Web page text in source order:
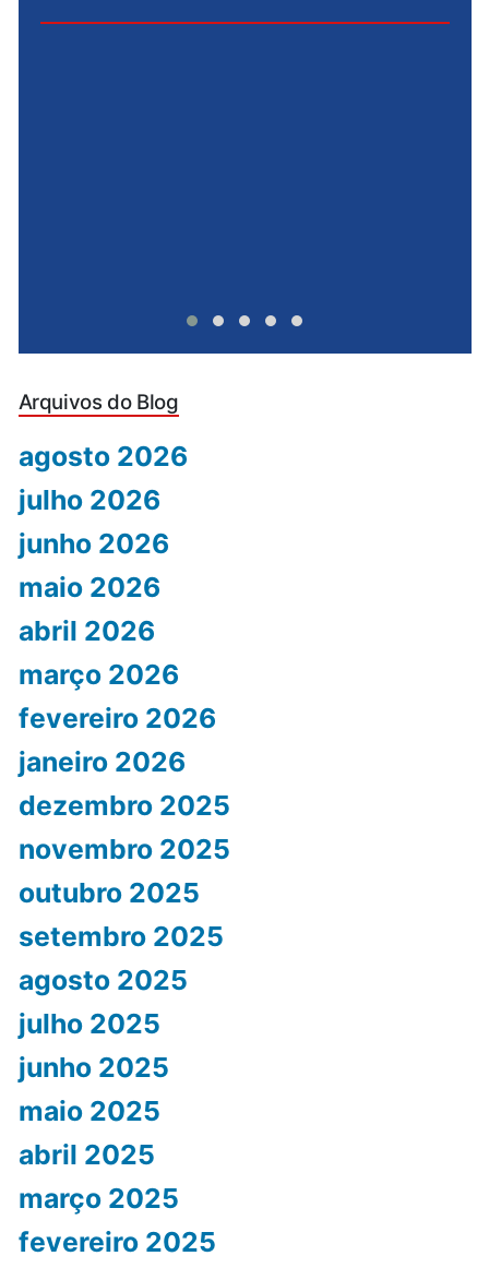
Arquivos do Blog
agosto 2026
julho 2026
junho 2026
maio 2026
abril 2026
março 2026
fevereiro 2026
janeiro 2026
dezembro 2025
novembro 2025
outubro 2025
setembro 2025
agosto 2025
julho 2025
junho 2025
maio 2025
abril 2025
março 2025
fevereiro 2025